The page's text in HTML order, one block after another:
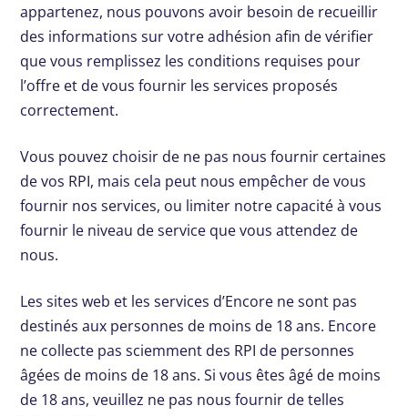
appartenez, nous pouvons avoir besoin de recueillir
des informations sur votre adhésion afin de vérifier
que vous remplissez les conditions requises pour
l’offre et de vous fournir les services proposés
correctement.
Vous pouvez choisir de ne pas nous fournir certaines
de vos RPI, mais cela peut nous empêcher de vous
fournir nos services, ou limiter notre capacité à vous
fournir le niveau de service que vous attendez de
nous.
Les sites web et les services d’Encore ne sont pas
destinés aux personnes de moins de 18 ans. Encore
ne collecte pas sciemment des RPI de personnes
âgées de moins de 18 ans. Si vous êtes âgé de moins
de 18 ans, veuillez ne pas nous fournir de telles